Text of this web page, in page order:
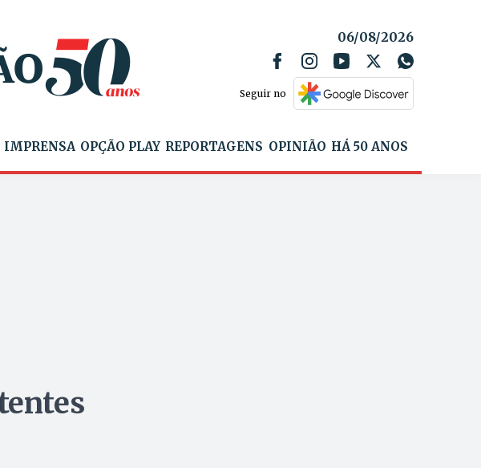
06/08/2026
Seguir no
IMPRENSA OPÇÃO PLAY REPORTAGENS OPINIÃO HÁ 50 ANOS